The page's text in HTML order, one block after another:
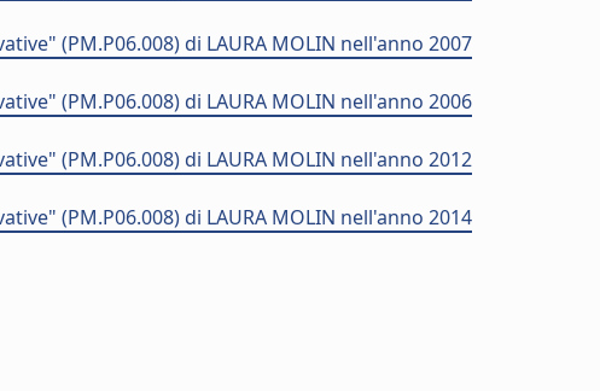
(PM.P06.008) di LAURA MOLIN nell'anno 2007
(PM.P06.008) di LAURA MOLIN nell'anno 2006
(PM.P06.008) di LAURA MOLIN nell'anno 2012
(PM.P06.008) di LAURA MOLIN nell'anno 2014